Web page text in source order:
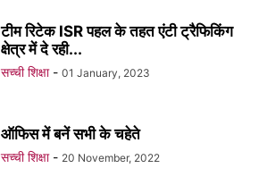
टीम रिटेक ISR पहल के तहत एंटी ट्रैफिकिंग
क्षेत्र में दे रही...
सच्ची शिक्षा - 01 January, 2023
ऑफिस में बनें सभी के चहेते
सच्ची शिक्षा - 20 November, 2022